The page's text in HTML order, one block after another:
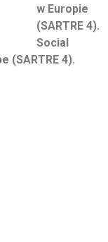
w Europie
(SARTRE 4).
Social
(SARTRE 4).